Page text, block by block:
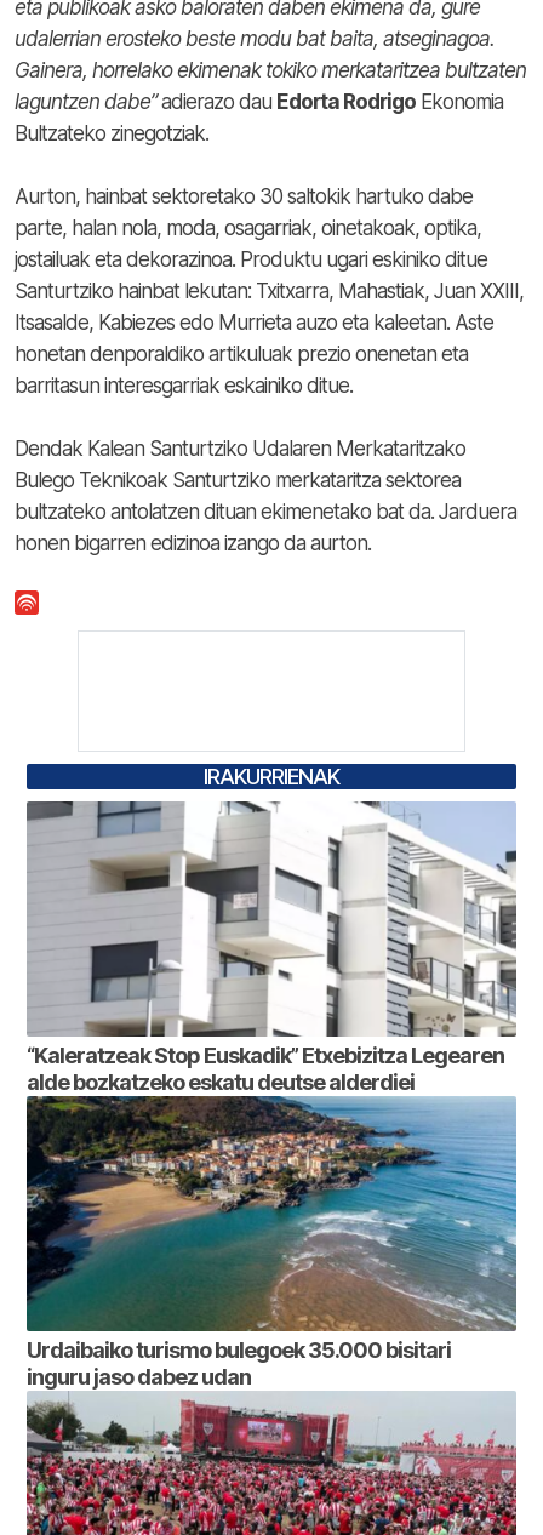
eta publikoak asko baloraten daben ekimena da, gure
udalerrian erosteko beste modu bat baita, atseginagoa.
Gainera, horrelako ekimenak tokiko merkataritzea bultzaten
laguntzen dabe”adierazo dau Edorta Rodrigo Ekonomia
Bultzateko zinegotziak.
Aurton, hainbat sektoretako 30 saltokik hartuko dabe
parte, halan nola, moda, osagarriak, oinetakoak, optika,
jostailuak eta dekorazinoa. Produktu ugari eskiniko ditue
Santurtziko hainbat lekutan: Txitxarra, Mahastiak, Juan XXIII,
Itsasalde, Kabiezes edo Murrieta auzo eta kaleetan. Aste
honetan denporaldiko artikuluak prezio onenetan eta
barritasun interesgarriak eskainiko ditue.
Dendak Kalean Santurtziko Udalaren Merkataritzako
Bulego Teknikoak Santurtziko merkataritza sektorea
bultzateko antolatzen dituan ekimenetako bat da. Jarduera
honen bigarren edizinoa izango da aurton.
IRAKURRIENAK
“Kaleratzeak Stop Euskadik” Etxebizitza Legearen
alde bozkatzeko eskatu deutse alderdiei
Urdaibaiko turismo bulegoek 35.000 bisitari
inguru jaso dabez udan